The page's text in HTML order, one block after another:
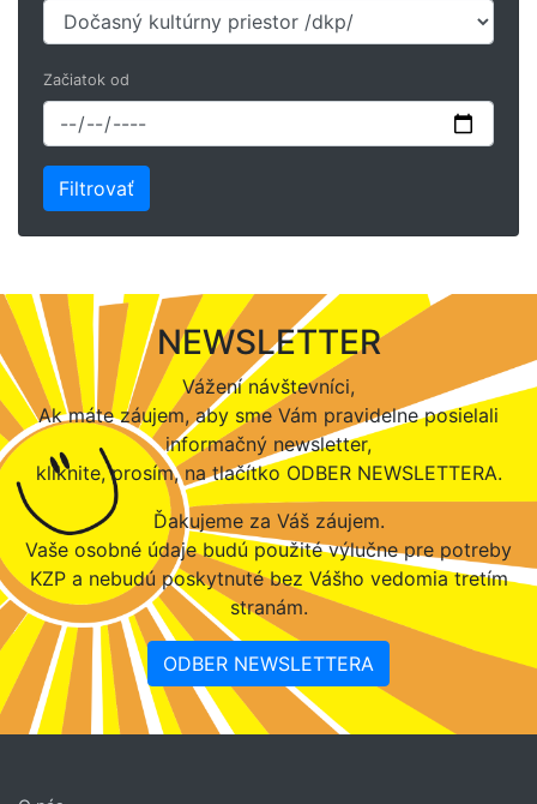
Začiatok od
NEWSLETTER
Vážení návštevníci,
Ak máte záujem, aby sme Vám pravidelne posielali
informačný newsletter,
kliknite, prosím, na tlačítko ODBER NEWSLETTERA.
Ďakujeme za Váš záujem.
Vaše osobné údaje budú použité výlučne pre potreby
KZP a nebudú poskytnuté bez Vášho vedomia tretím
stranám.
ODBER NEWSLETTERA